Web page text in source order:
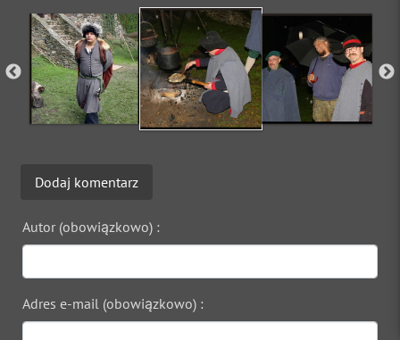
Dodaj komentarz
Autor (obowiązkowo) :
Adres e-mail (obowiązkowo) :